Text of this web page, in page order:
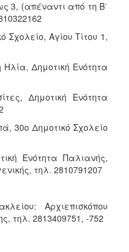
3, (απέναντι από τη Β΄
Αγίου Τίτου 1,
Δημοτική Ενότητα
Δημοτική Ενότητα
30ο Δημοτικό Σχολείο
Ενότητα Παλιανής,
τηλ. 2810791207
Αρχιεπισκόπου
τηλ. 2813409751, -752